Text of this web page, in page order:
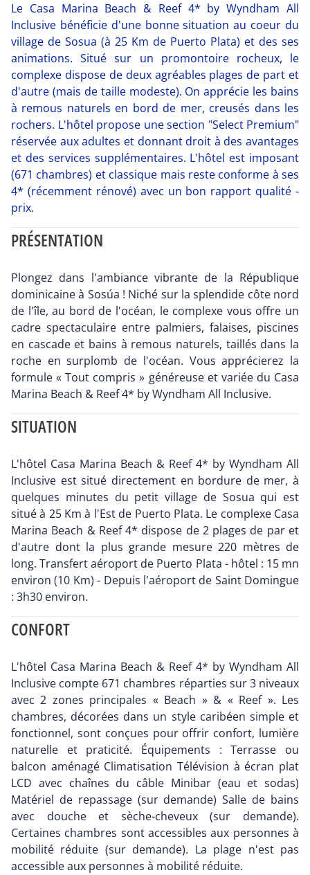
Le Casa Marina Beach & Reef 4* by Wyndham All
Inclusive bénéficie d'une bonne situation au coeur du
village de Sosua (à 25 Km de Puerto Plata) et des ses
animations. Situé sur un promontoire rocheux, le
complexe dispose de deux agréables plages de part et
d'autre (mais de taille modeste). On apprécie les bains
à remous naturels en bord de mer, creusés dans les
rochers. L'hôtel propose une section "Select Premium"
réservée aux adultes et donnant droit à des avantages
et des services supplémentaires. L'hôtel est imposant
(671 chambres) et classique mais reste conforme à ses
4* (récemment rénové) avec un bon rapport qualité -
prix.
PRÉSENTATION
Plongez dans l'ambiance vibrante de la République
dominicaine à Sosúa ! Niché sur la splendide côte nord
de l'île, au bord de l'océan, le complexe vous offre un
cadre spectaculaire entre palmiers, falaises, piscines
en cascade et bains à remous naturels, taillés dans la
roche en surplomb de l'océan. Vous apprécierez la
formule « Tout compris » généreuse et variée du Casa
Marina Beach & Reef 4* by Wyndham All Inclusive.
SITUATION
L'hôtel Casa Marina Beach & Reef 4* by Wyndham All
Inclusive est situé directement en bordure de mer, à
quelques minutes du petit village de Sosua qui est
situé à 25 Km à l'Est de Puerto Plata. Le complexe Casa
Marina Beach & Reef 4* dispose de 2 plages de par et
d'autre dont la plus grande mesure 220 mètres de
long. Transfert aéroport de Puerto Plata - hôtel : 15 mn
environ (10 Km) - Depuis l'aéroport de Saint Domingue
: 3h30 environ.
CONFORT
L'hôtel Casa Marina Beach & Reef 4* by Wyndham All
Inclusive compte 671 chambres réparties sur 3 niveaux
avec 2 zones principales « Beach » & « Reef ». Les
chambres, décorées dans un style caribéen simple et
fonctionnel, sont conçues pour offrir confort, lumière
naturelle et praticité. Équipements : Terrasse ou
balcon aménagé Climatisation Télévision à écran plat
LCD avec chaînes du câble Minibar (eau et sodas)
Matériel de repassage (sur demande) Salle de bains
avec douche et sèche-cheveux (sur demande).
Certaines chambres sont accessibles aux personnes à
mobilité réduite (sur demande). La plage n'est pas
accessible aux personnes à mobilité réduite.